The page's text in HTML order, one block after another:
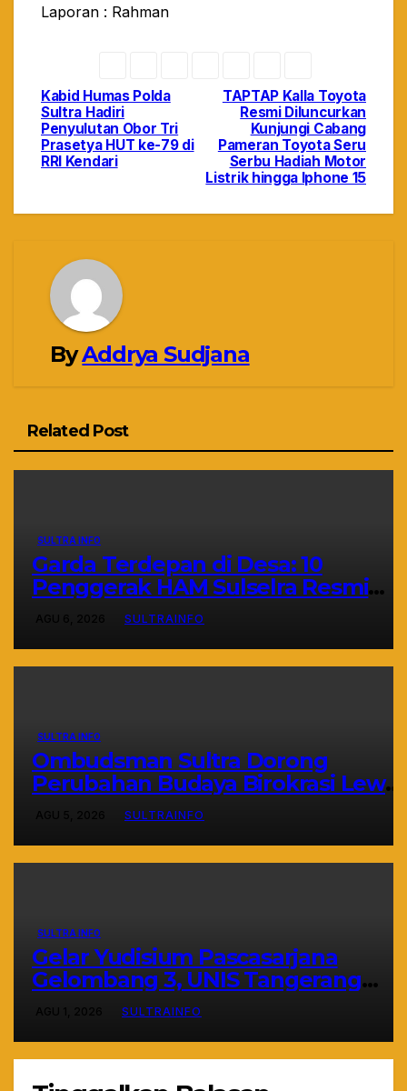
Laporan : Rahman
Navigasi
pos
TAPTAP Kalla Toyota
Resmi Diluncurkan
Kunjungi Cabang
Pameran Toyota Seru
Serbu Hadiah Motor
Listrik hingga Iphone 15
Kabid Humas Polda
Sultra Hadiri
Penyulutan Obor Tri
Prasetya HUT ke-79 di
RRI Kendari
ByAddrya Sudjana
Related Post
SULTRA INFO
Garda Terdepan di Desa: 10
Penggerak HAM Sulselra Resmi
Bertugas Mengawal Asta Cita
Prabowo
SULTRAINFO
SULTRA INFO
Ombudsman Sultra Dorong
Perubahan Budaya Birokrasi Lewat
Penilaian Maladministrasi 2026
SULTRAINFO
SULTRA INFO
Gelar Yudisium Pascasarjana
Gelombang 3, UNIS Tangerang
Cetak 243 Magister Berdaya Saing
Global dari Pelosok Negeri hingga
Mancanegara
SULTRAINFO